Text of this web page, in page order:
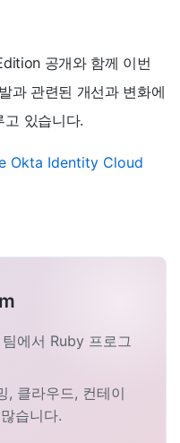
공개와 함께 이번
과 관련된 개선과 변화에
있습니다.
Okta Identity Cloud
에서 Ruby 프로그
, 클라우드, 컨테이
습니다.